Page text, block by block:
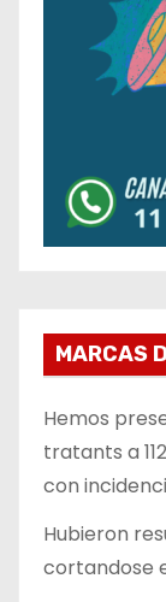
MARCAS
Hemos
tratants a
con
Hubieron
cortandose